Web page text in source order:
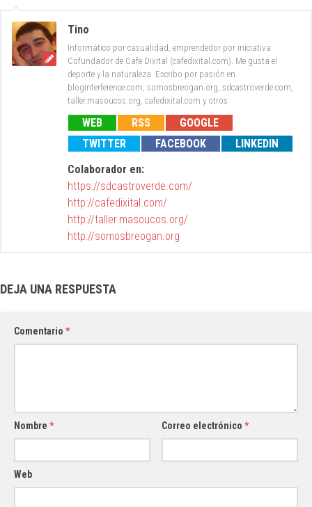
Tino
Informático por casualidad, emprendedor por iniciativa.
Cofundador de Cafe Dixital (cafedixital.com). Me gusta el
deporte y la naturaleza. Escribo por pasión en
bloginterference.com, somosbreogan.org, sdcastroverde.com,
taller.masoucos.org, cafedixital.com y otros
WEB RSS
GOOGLE
TWITTER
FACEBOOK
LINKEDIN
Colaborador en:
https://sdcastroverde.com/
http://cafedixital.com/
http://taller.masoucos.org/
http://somosbreogan.org
DEJA UNA RESPUESTA
Comentario *
Nombre * Correo electrónico*
Web